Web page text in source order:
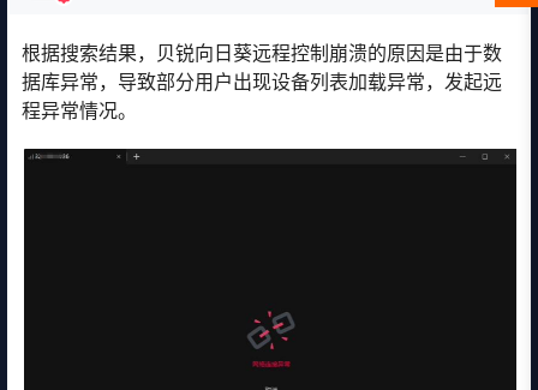
根据搜索结果，贝锐向日葵远程控制崩溃的原因是由于数
据库异常，导致部分用户出现设备列表加载异常，发起远
程异常情况。